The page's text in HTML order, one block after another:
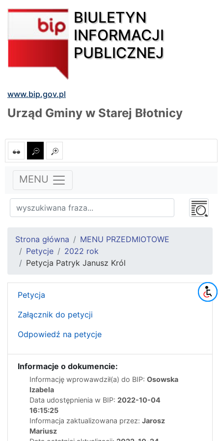
BIULETYN
INFORMACJI
PUBLICZNEJ
www.bip.gov.pl
Urząd Gminy w Starej Błotnicy
MENU
Strona główna
MENU PRZEDMIOTOWE
Petycje
2022 rok
Petycja Patryk Janusz Król
Petycja
Załącznik do petycji
Odpowiedź na petycje
Informacje o dokumencie:
Informację wprowawdził(a) do BIP: Osowska
Izabela
Data udostępnienia w BIP: 2022-10-04
16:15:25
Informacja zaktualizowana przez: Jarosz
Mariusz